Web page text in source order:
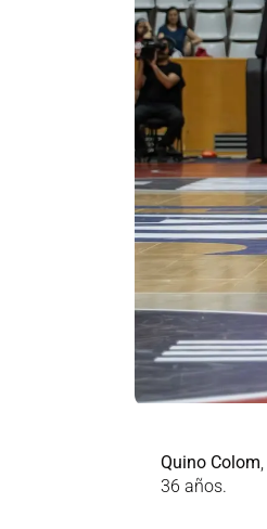
Quino Colom
36 años.